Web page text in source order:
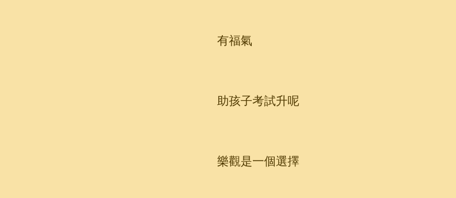
有福氣
助孩子考試升呢
樂觀是一個選擇